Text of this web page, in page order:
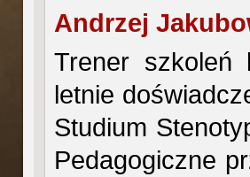
Andrzej
Trener szkoleń
letnie
Studium
Pedagogiczne